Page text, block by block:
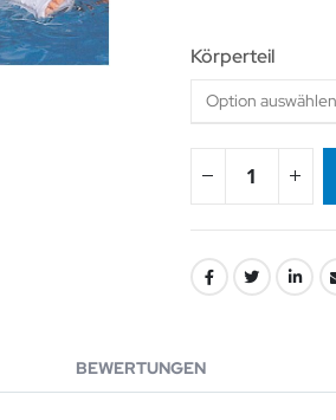
Körperteil
BEWERTUNGEN